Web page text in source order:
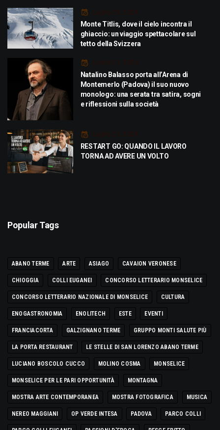
Luglio 29, 2026
Monte Titlis, dove il cielo incontra il
ghiaccio: un viaggio spettacolare sul
tetto della Svizzera
Luglio 21, 2026
Natalino Balasso porta all’Arena di
Montemerlo (Padova) il suo nuovo
monologo: una serata tra satira, sogni
e riflessioni sulla società
Luglio 21, 2026
RESTART GO: QUANDO IL LAVORO
TORNA AD AVERE UN VOLTO
Popular Tags
ABANO TERME ARTE ASIAGO CAVAION VERONESE
CHIOGGIA COLLI EUGANEI CONCORSO LETTERARIO MONSELICE
CONCORSO LETTERARIO NAZIONALE DI MONSELICE CULTURA
ENOGASTRONOMIA ENOLITECH ESTE EVENTI
FRANCIACORTA GALZIGNANO TERME GRUPPO MONTI SALUTE PIÙ
LA PORTA RESTAURANT LE STELLE DI SAN LORENZO ABANO TERME
LUCIANO BOSCOLO CUCCO MOLINO COSMA MONSELICE
MONSELICE PER LE PARI OPPORTUNITÀ MONTAGNA
MOSTRA ARTE CONTEMPORANEA MOSTRA FOTOGRAFICA MUSICA
NEREO MAGGIANI OP VERDE INTESA PADOVA PARCO COLLI